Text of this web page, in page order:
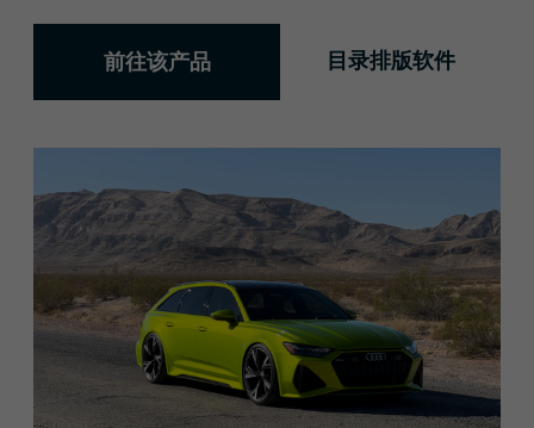
前往该产品 目录排版软件